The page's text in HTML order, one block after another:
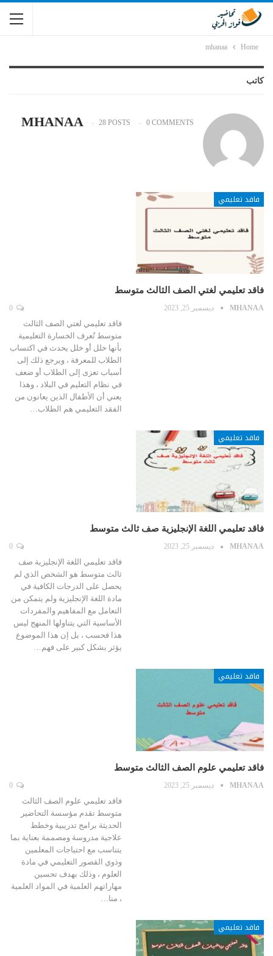
Home
mhanaa
كاتب
MHANAA 28 POSTS 0 COMMENTS
فاقد تعليمي
فاقد تعليمي لغتي الصف الثالث متوسط
MHANAA ديسمبر 25, 2023
فاقد تعليمي لغتي الصف الثالث
متوسط تُعرف الخسارة التعليمية
بأنها خلل أو خلل يحدث في اكتساب
الطلاب للمعرفة ، ويرجع ذلك إلى
أسباب تعزى إلى الطلاب أو ضعف
في نظام التعليم في البلاد ، وهذا
يعني أن الأطفال الذين يعانون من
الفقد التعليمي هم الطلاب…
فاقد تعليمي
فاقد تعليمي اللغة الإنجليزية صف ثالث متوسط
MHANAA ديسمبر 25, 2023
فاقد تعليمي اللغة الإنجليزية صف
ثالث متوسط هو الشخص الذي لم
يحصل على الدرجات الكافية في
مادة اللغة الإنجليزية ولم يتمكن من
التعامل مع المفاهيم والمفردات
الأساسية التي يتناولها المنهج ليس
هذا فحسب ، بل إن هذا الموضوع
يؤثر بشكل كبير على فهم…
فاقد تعليمي
فاقد تعليمي علوم الصف الثالث متوسط
MHANAA ديسمبر 25, 2023
فاقد تعليمي علوم الصف الثالث
متوسط تقدم مؤسسة التحاضير
الحديثة برامج تدريبية وخطط
علاجية مدروسة ومصممة بعناية بما
يتناسب مع احتياجات المعلمين
وذوي القصور التعليمي في مادة
العلوم ، وذلك بهدف تحسين
مهاراتهم العلمية في المواد العلمية
، منا…
فاقد تعليمي